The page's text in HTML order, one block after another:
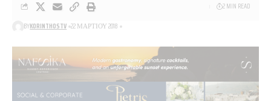
BYKORINTHOSTV 22 ΜΑΡΤΊΟΥ 2018
2 MIN READ